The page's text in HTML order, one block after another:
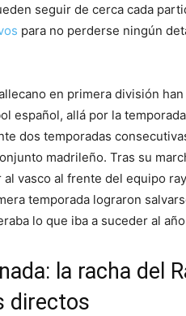
seguir de cerca cada
para no perderse ningún
en primera división
español, allá por la
dos temporadas
madrileño. Tras su
vasco al frente del equipo
temporada lograron
lo que iba a suceder al
la racha del
directos